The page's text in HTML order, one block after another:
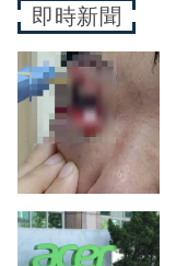
即時新聞